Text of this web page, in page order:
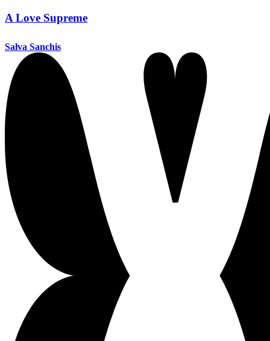
A Love Supreme
Salva Sanchis